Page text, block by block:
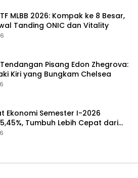
MLBB 2026: Kompak ke 8 Besar,
Tanding ONIC dan Vitality
Pisang Edon Zhegrova:
Kiri yang Bungkam Chelsea
Ekonomi Semester I-2026
Tumbuh Lebih Cepat dari